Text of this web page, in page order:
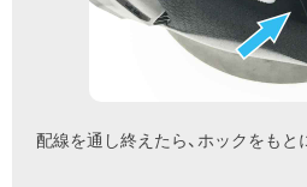
配線を通し終えたら、ホックをもと